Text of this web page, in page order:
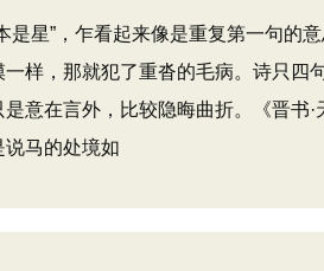
星”，乍看起来像是重复第一句的意
样，那就犯了重沓的毛病。诗只四
意在言外，比较隐晦曲折。《晋书·
马的处境如